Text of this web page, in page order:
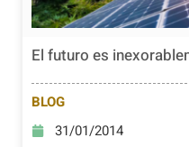
El futuro es
BLOG
31/01/2014